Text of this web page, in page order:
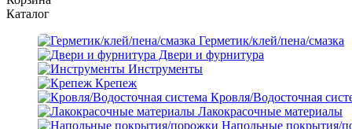
Каталог
Герметик/клей/пена/смазка
Двери и фурнитура
Инструменты
Крепеж
Кровля/Водосточная
Лакокрасочные материалы
Напольные покрытия/